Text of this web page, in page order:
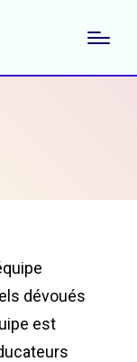
dévoués
est